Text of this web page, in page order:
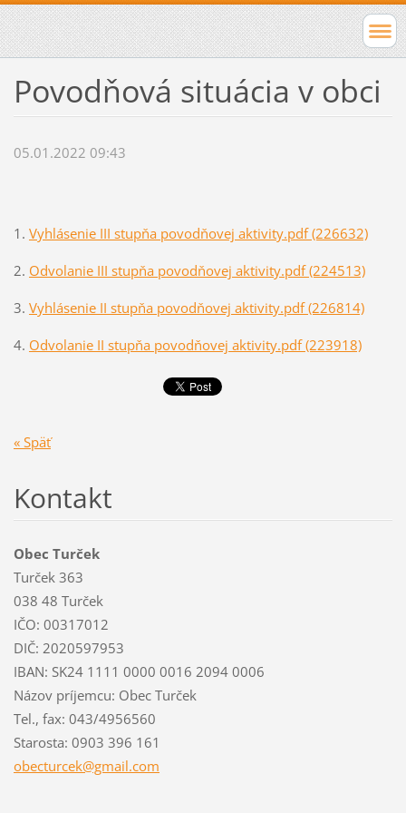
Povodňová situácia v obci
05.01.2022 09:43
1. Vyhlásenie III stupňa povodňovej aktivity.pdf (226632)
2. Odvolanie III stupňa povodňovej aktivity.pdf (224513)
3. Vyhlásenie II stupňa povodňovej aktivity.pdf (226814)
4. Odvolanie II stupňa povodňovej aktivity.pdf (223918)
« Späť
Kontakt
Obec Turček
Turček 363
038 48 Turček
IČO: 00317012
DIČ: 2020597953
IBAN: SK24 1111 0000 0016 2094 0006
Názov príjemcu: Obec Turček
Tel., fax: 043/4956560
Starosta: 0903 396 161
obecturcek@gmail.com